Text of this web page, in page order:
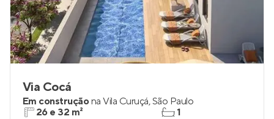
Via Cocá
Em construçãona Vila Curuçá,São Paulo
26 e 32 m²
1